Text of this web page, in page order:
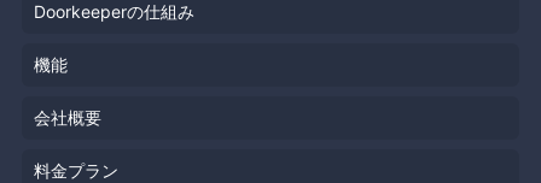
Doorkeeperの仕組み
機能
会社概要
料金プラン